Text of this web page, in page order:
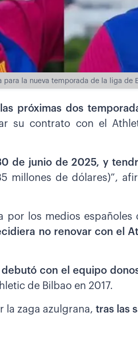
para la nueva temporada de la liga de
próximas dos
su contrato con el
de junio de 2025, y
millones de dólares)”,
por los medios españoles
no renovar con el
debutó con el equipo
de Bilbao en 2017.
la zaga azulgrana,tras las